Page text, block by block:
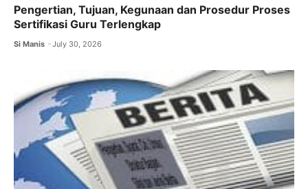
Pengertian, Tujuan, Kegunaan dan Prosedur Proses
Sertifikasi Guru Terlengkap
Si Manis July 30, 2026